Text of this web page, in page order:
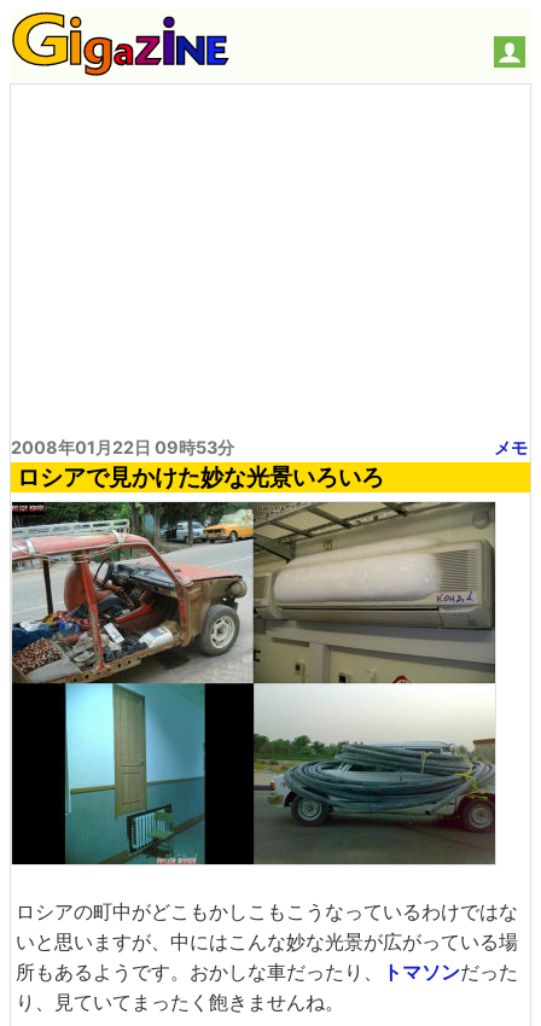
2008年01月22日 09時53分 メモ
ロシアで見かけた妙な光景いろいろ
ロシアの町中がどこもかしこもこうなっているわけではな
いと思いますが、中にはこんな妙な光景が広がっている場
所もあるようです。おかしな車だったり、
トマソンだった
り、見ていてまったく飽きませんね。